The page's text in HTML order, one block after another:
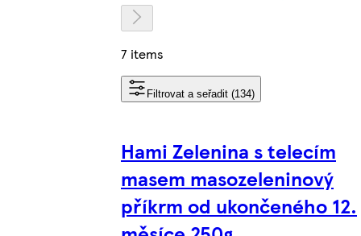
7 items
Filtrovat a seřadit (134)
Hami Zelenina s telecím
masem masozeleninový
příkrm od ukončeného 12.